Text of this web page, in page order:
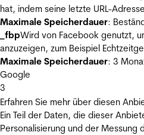
hat, indem seine letzte URL-
Maximale Speicherdauer:
_fbpWird von Facebook genutzt,
anzuzeigen, zum Beispiel
Maximale Speicherdauer: 3
Google
3
Erfahren Sie mehr über diesen
Ein Teil der Daten, die dieser
Personalisierung und der Messung